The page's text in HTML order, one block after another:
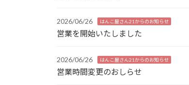
2026/06/26 はんこ屋さん21からのお知らせ
営業を開始いたしました
2026/06/26 はんこ屋さん21からのお知らせ
営業時間変更のおしらせ